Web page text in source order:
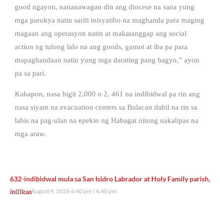
good ngayon, nananawagan din ang diocese na sana yung
mga parokya natin sarili inisyatibo na maghanda para maging
magaan ang operasyon natin at makatanggap ang social
action ng tulong lalo na ang goods, gamot at iba pa para
mapaghandaan natin yung mga darating pang bagyo,” ayon
pa sa pari.
Kahapon, nasa higit 2,000 o 2, 461 na indibidwal pa rin ang
nasa siyam na evacuation centers sa Bulacan dahil na rin sa
labis na pag-ulan na epekto ng Habagat nitong nakalipas na
mga araw.
632-indibidwal mula sa San Isidro Labrador at Holy Family parish,
inilikas
Sunday, August 9, 2026 4:40 pm 4:40 pm